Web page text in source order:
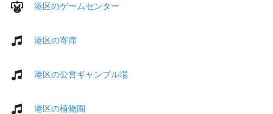
港区のゲームセンター
港区の寄席
港区の公営ギャンブル場
港区の植物園